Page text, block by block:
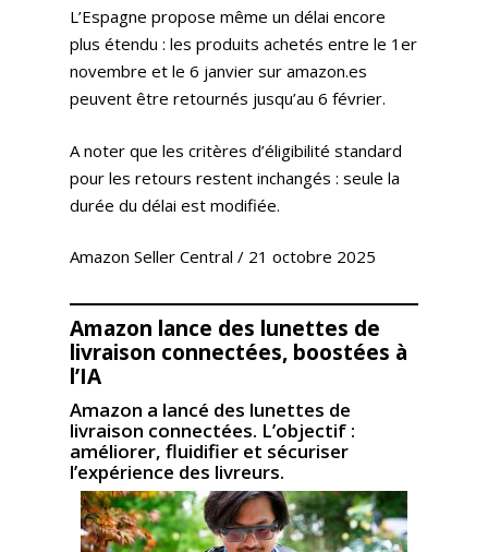
L’Espagne propose même un délai encore
plus étendu : les produits achetés entre le 1er
novembre et le 6 janvier sur amazon.es
peuvent être retournés jusqu’au 6 février.
A noter que les critères d’éligibilité standard
pour les retours restent inchangés : seule la
durée du délai est modifiée.
Amazon Seller Central / 21 octobre 2025
Amazon lance des lunettes de
livraison connectées, boostées à
l’IA
Amazon a lancé des lunettes de
livraison connectées. L’objectif :
améliorer, fluidifier et sécuriser
l’expérience des livreurs.